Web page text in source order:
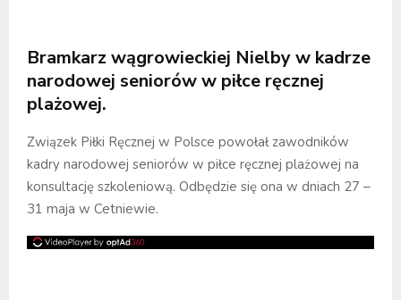
Bramkarz wągrowieckiej Nielby w kadrze
narodowej seniorów w piłce ręcznej
plażowej.
Związek Piłki Ręcznej w Polsce powołał zawodników
kadry narodowej seniorów w piłce ręcznej plażowej na
konsultację szkoleniową. Odbędzie się ona w dniach 27 –
31 maja w Cetniewie.